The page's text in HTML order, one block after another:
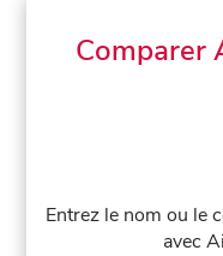
Comparer
Entrez le nom ou le
avec